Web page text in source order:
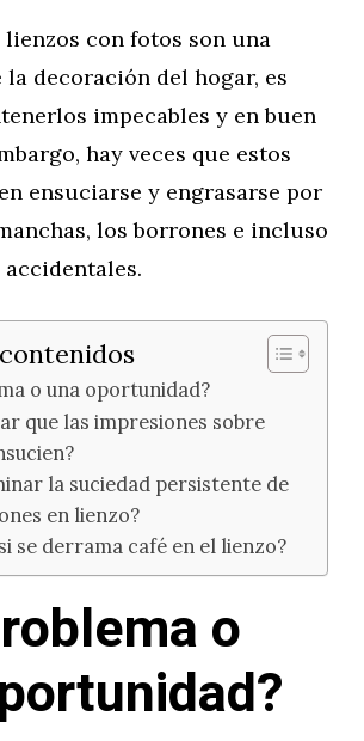
lienzos con fotos son una
decoración del hogar, es
impecables y en buen
hay veces que estos
ensuciarse y engrasarse por
los borrones e incluso
o una oportunidad?
que las impresiones sobre
la suciedad persistente de
en lienzo?
se derrama café en el lienzo?
o